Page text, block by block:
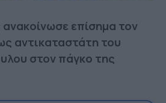
επίσημα τον
αντικαταστάτη του
στον πάγκο της